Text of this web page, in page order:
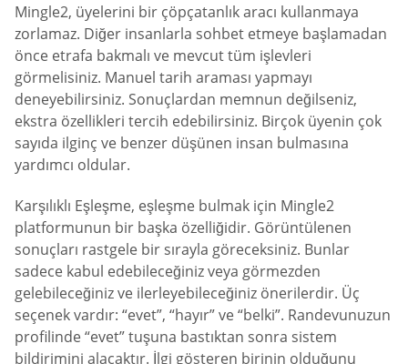
Mingle2, üyelerini bir çöpçatanlık aracı kullanmaya
zorlamaz. Diğer insanlarla sohbet etmeye başlamadan
önce etrafa bakmalı ve mevcut tüm işlevleri
görmelisiniz. Manuel tarih araması yapmayı
deneyebilirsiniz. Sonuçlardan memnun değilseniz,
ekstra özellikleri tercih edebilirsiniz. Birçok üyenin çok
sayıda ilginç ve benzer düşünen insan bulmasına
yardımcı oldular.
Karşılıklı Eşleşme, eşleşme bulmak için Mingle2
platformunun bir başka özelliğidir. Görüntülenen
sonuçları rastgele bir sırayla göreceksiniz. Bunlar
sadece kabul edebileceğiniz veya görmezden
gelebileceğiniz ve ilerleyebileceğiniz önerilerdir. Üç
seçenek vardır: “evet”, “hayır” ve “belki”. Randevunuzun
profilinde “evet” tuşuna bastıktan sonra sistem
bildirimini alacaktır. İlgi gösteren birinin olduğunu